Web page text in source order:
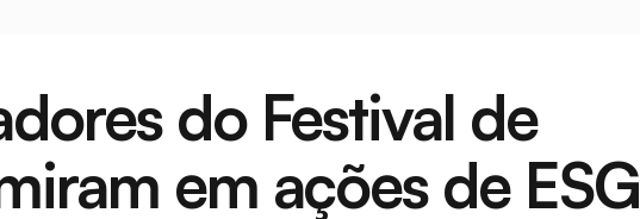
do Festival de
em ações de ESG